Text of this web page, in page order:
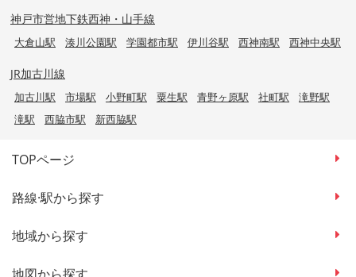
神戸市営地下鉄西神・山手線
大倉山駅 湊川公園駅 学園都市駅 伊川谷駅 西神南駅 西神中央駅
JR加古川線
加古川駅 市場駅 小野町駅 粟生駅 青野ヶ原駅 社町駅
滝野駅
滝駅
西脇市駅 新西脇駅
TOPページ
路線·駅から探す
地域から探す